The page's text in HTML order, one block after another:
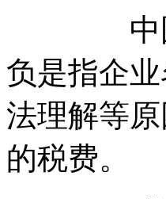
中国名
负是指企
法理解等
的税费。